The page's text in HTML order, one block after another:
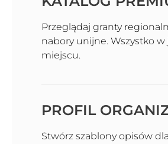
Przeglądaj granty
nabory unijne. Wszystko
miejscu.
PROFIL
Stwórz szablony opisów